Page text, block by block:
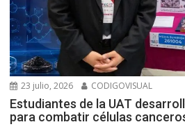
23 julio, 2026 CODIGOVISUAL
Estudiantes de la UAT
para combatir células